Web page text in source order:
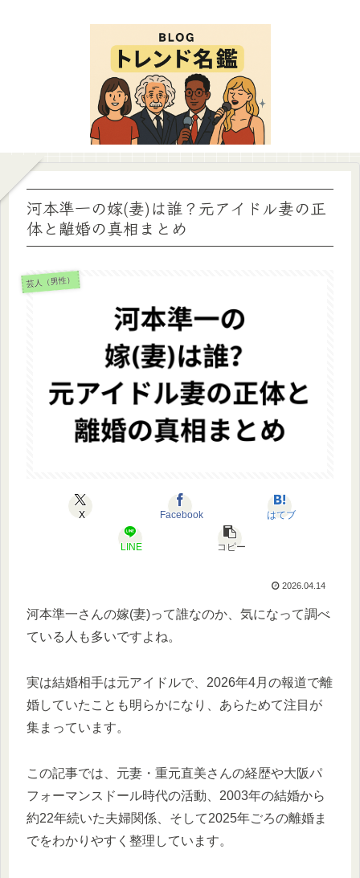
河本準一の嫁(妻)は誰？元アイドル妻の正
体と離婚の真相まとめ
芸人（男性）
X Facebook はてブ
LINE コピー
2026.04.14
河本準一さんの嫁(妻)って誰なのか、気になって調べ
ている人も多いですよね。
実は結婚相手は元アイドルで、2026年4月の報道で離
婚していたことも明らかになり、あらためて注目が
集まっています。
この記事では、元妻・重元直美さんの経歴や大阪パ
フォーマンスドール時代の活動、2003年の結婚から
約22年続いた夫婦関係、そして2025年ごろの離婚ま
でをわかりやすく整理しています。